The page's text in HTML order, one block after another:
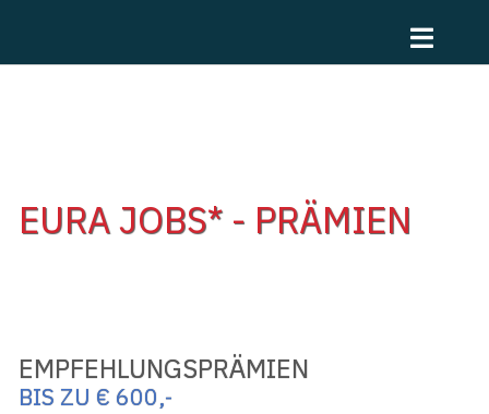
Toggle
Unternehmen
Standorte
EURA JOBS* - PRÄMIEN
BIS ZU € 600,-
EMPFEHLUNGSPRÄMIEN